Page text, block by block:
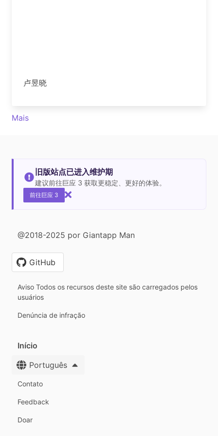
卢昱晓
Mais
旧版站点已进入维护期
建议前往巨应 3 获取更稳定、更好的体验。
前往巨应 3
@2018-2025 por Giantapp Man
GitHub
Aviso Todos os recursos deste site são carregados pelos
usuários
Denúncia de infração
Início
Português
Contato
Feedback
Doar